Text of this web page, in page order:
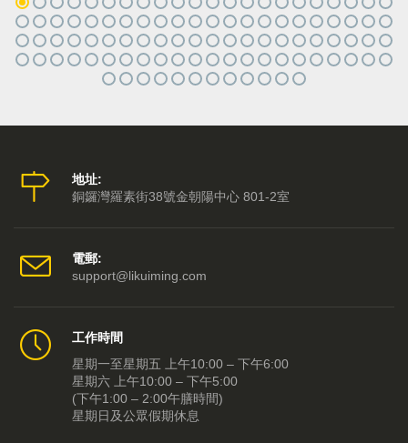
地址:
銅鑼灣羅素街38號金朝陽中心 801-2室
電郵:
support@likuiming.com
工作時間
星期一至星期五 上午10:00 – 下午6:00
星期六 上午10:00 – 下午5:00
(下午1:00 – 2:00午膳時間)
星期日及公眾假期休息